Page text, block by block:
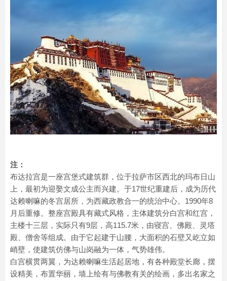
注：
布达拉宫是一座宫堡式建筑群，位于拉萨市区西北的玛布日山
上，最初为迎娶文成公主而兴建。于17世纪重建后，成为历代
达赖喇嘛的冬宫居所，为西藏政教合一的统治中心。1990年8
月后重修。整座宫殿具有藏式风格，主体建筑分白宫和红宫，
主楼十三层，实际只有9层，高115.7米，由寝宫、佛殿、灵塔
殿、僧舍等组成。由于它起建于山腰，大面积的石壁又屹立如
峭壁，使建筑仿佛与山岗融为一体，气势雄伟。
白宫横贯两翼，为达赖喇嘛生活起居地，有各种殿堂长廊，摆
设精美，布置华丽，墙上绘有与佛教有关的绘画，多出名家之